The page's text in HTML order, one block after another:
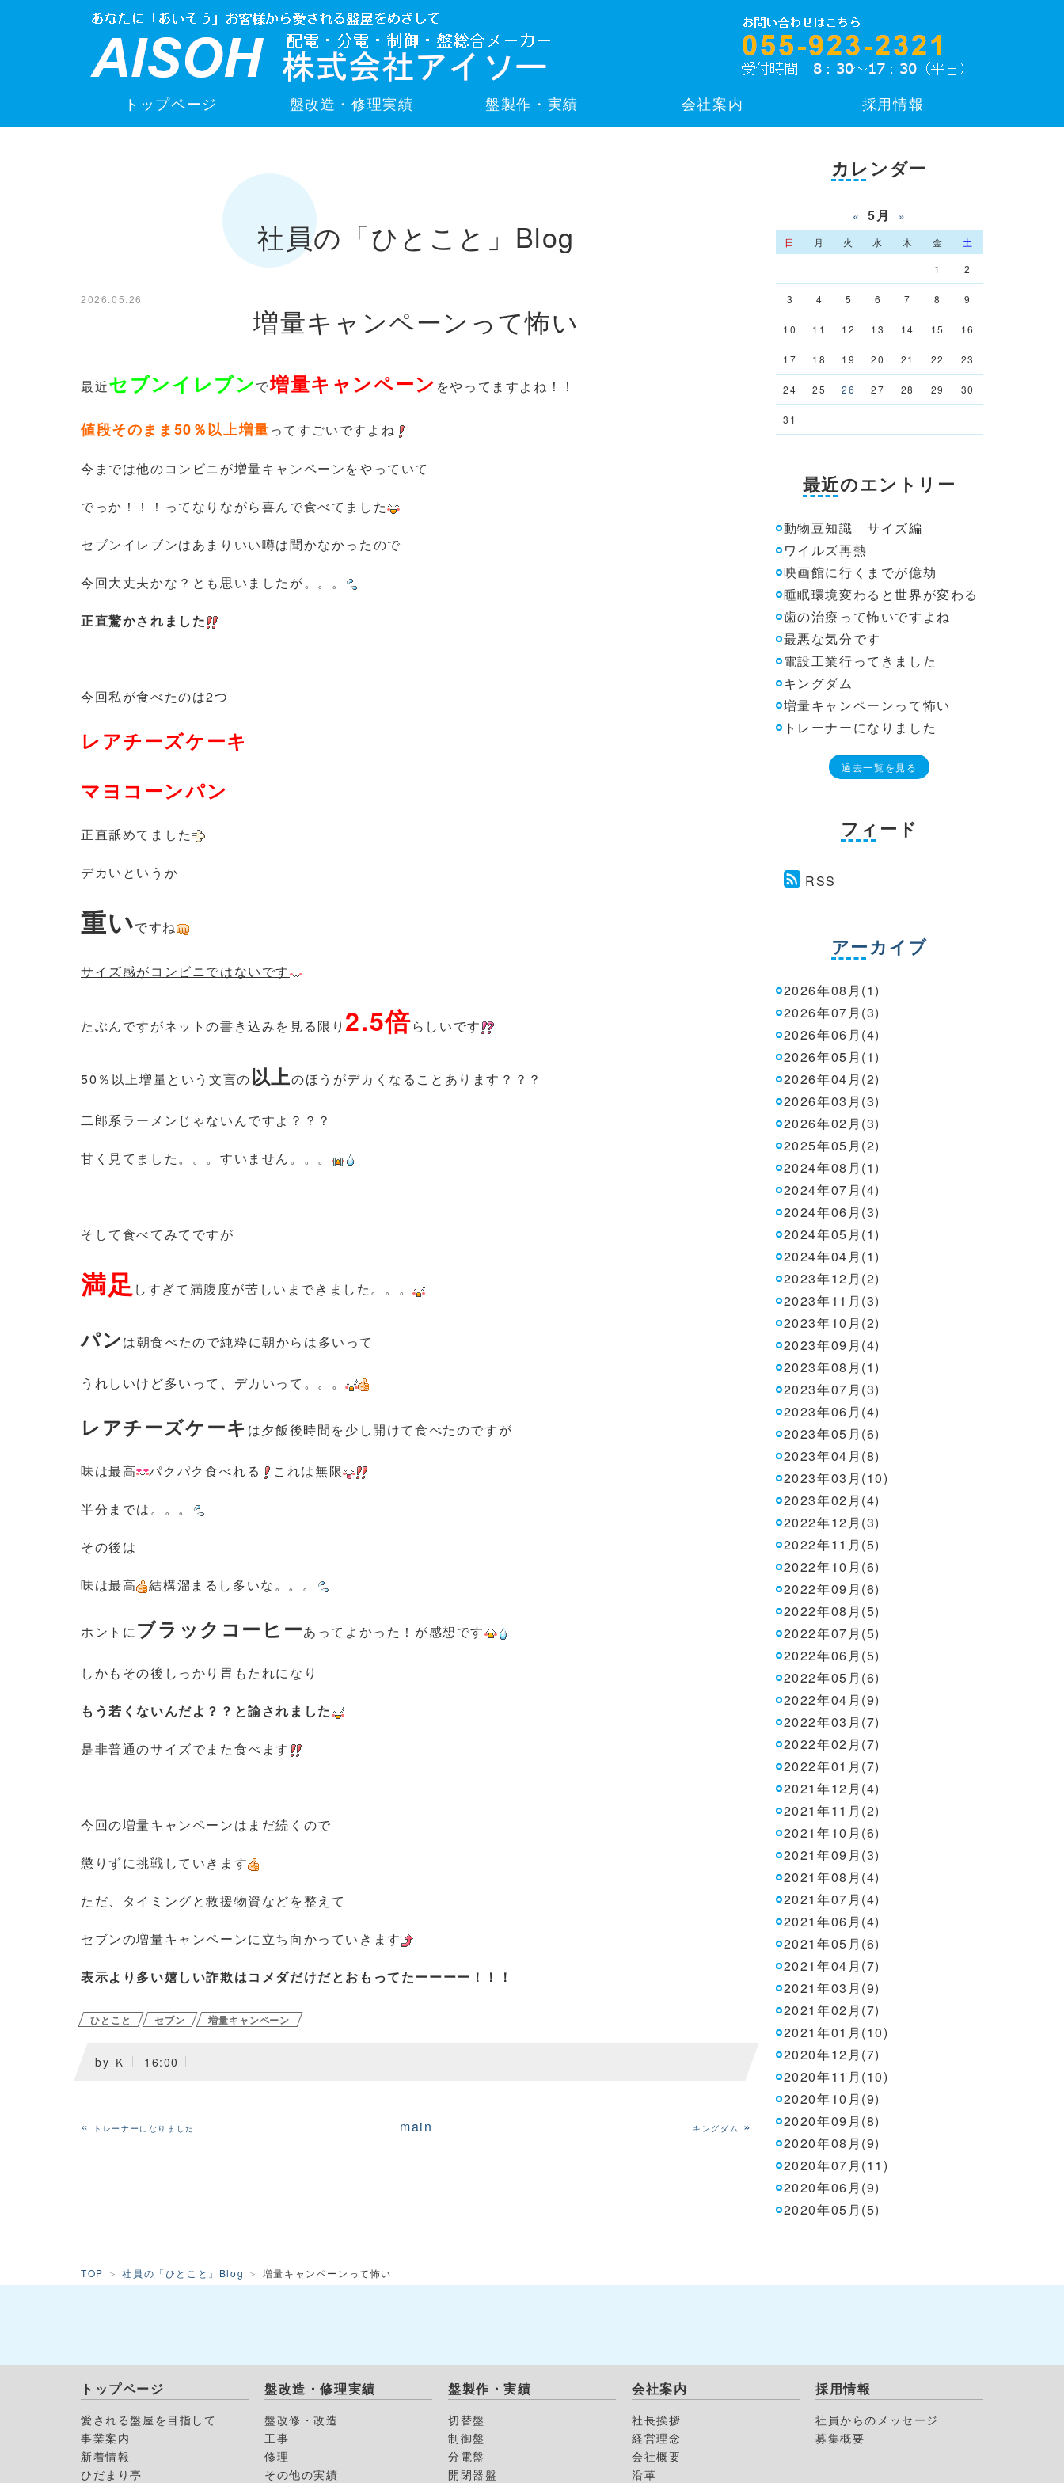
トップページ 盤改造・修理実績 盤製作・実績 会社案内 採用情報
社員の「ひとこと」Blog
2026.05.26
増量キャンペーンって怖い
最近セブンイレブンで増量キャンペーン をやってますよね！！
値段そのまま50％以上増量ってすごいですよね
今までは他のコンビニが増量キャンペーンをやっていて
でっか！！！ってなりながら喜んで食べてました
セブンイレブンはあまりいい噂は聞かなかったので
今回大丈夫かな？とも思いましたが。。。
正直驚かされました
今回私が食べたのは2つ
レアチーズケーキ
マヨコーンパン
正直舐めてました
デカいというか
重いですね
サイズ感がコンビニではないです
たぶんですがネットの書き込みを見る限り 2.5倍らしいです
50％以上増量という文言の以上のほうがデカくなることあります？？？
二郎系ラーメンじゃないんですよ？？？
甘く見てました。。。すいません。。。
そして食べてみてですが
満足しすぎて満腹度が苦しいまできました。。。
パンは朝食べたので純粋に朝からは多いって
うれしいけど多いって、デカいって。。。
レアチーズケーキ は夕飯後時間を少し開けて食べたのですが
味は最高 パクパク食べれる これは無限
半分までは。。。
その後は
味は最高 結構溜まるし多いな。。。
ホントにブラックコーヒーあってよかった！が感想です
しかもその後しっかり胃もたれになり
もう若くないんだよ？？と諭されました
是非普通のサイズでまた食べます
今回の増量キャンペーンはまだ続くので
懲りずに挑戦していきます
ただ、タイミングと救援物資などを整えて
セブンの増量キャンペーンに立ち向かっていきます
表示より多い嬉しい詐欺はコメダだけだとおもってたーーーー！！！
ひとこと セブン 増量キャンペーン
by Ｋ 16:00
« トレーナーになりました main キングダム »
カレンダー
« 5月 »
日 月 火 水 木 金
土
1
2
3 4 5 6 7 8 9
10 11 12 13 14 15 16
17 18 19 20 21 22 23
24 25 26 27 28 29 30
31
最近のエントリー
動物豆知識 サイズ編
ワイルズ再熱
映画館に行くまでが億劫
睡眠環境変わると世界が変わる
歯の治療って怖いですよね
最悪な気分です
電設工業行ってきました
キングダム
増量キャンペーンって怖い
トレーナーになりました
過去一覧を見る
フィード
RSS
アーカイブ
2026年08月(1)
2026年07月(3)
2026年06月(4)
2026年05月(1)
2026年04月(2)
2026年03月(3)
2026年02月(3)
2025年05月(2)
2024年08月(1)
2024年07月(4)
2024年06月(3)
2024年05月(1)
2024年04月(1)
2023年12月(2)
2023年11月(3)
2023年10月(2)
2023年09月(4)
2023年08月(1)
2023年07月(3)
2023年06月(4)
2023年05月(6)
2023年04月(8)
2023年03月(10)
2023年02月(4)
2022年12月(3)
2022年11月(5)
2022年10月(6)
2022年09月(6)
2022年08月(5)
2022年07月(5)
2022年06月(5)
2022年05月(6)
2022年04月(9)
2022年03月(7)
2022年02月(7)
2022年01月(7)
2021年12月(4)
2021年11月(2)
2021年10月(6)
2021年09月(3)
2021年08月(4)
2021年07月(4)
2021年06月(4)
2021年05月(6)
2021年04月(7)
2021年03月(9)
2021年02月(7)
2021年01月(10)
2020年12月(7)
2020年11月(10)
2020年10月(9)
2020年09月(8)
2020年08月(9)
2020年07月(11)
2020年06月(9)
2020年05月(5)
TOP 社員の「ひとこと」Blog 増量キャンペーンって怖い
トップページ
愛される盤屋を目指して
事業案内
新着情報
ひだまり亭
盤改造・修理実績
盤改修・改造
工事
修理
その他の実績
盤製作・実績
切替盤
制御盤
分電盤
開閉器盤
会社案内
社長挨拶
経営理念
会社概要
沿革
採用情報
社員からのメッセージ
募集概要